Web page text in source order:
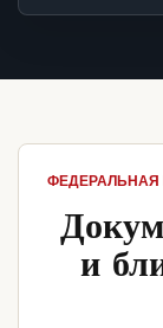
ФЕДЕРАЛЬНАЯ
и